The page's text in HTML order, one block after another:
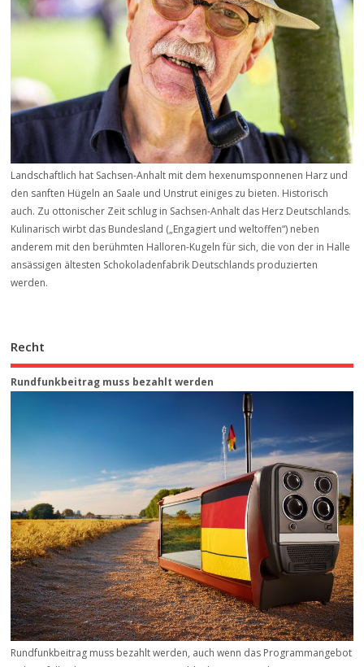
Landschaftlich hat Sachsen-Anhalt mit dem hexenumsponnenen Harz und
den sanften Hügeln an Saale und Unstrut einiges zu bieten. Historisch
auch. Zu ottonischer Zeit schlug in Sachsen-Anhalt das Herz Deutschlands.
Kulinarisch wirbt das Bundesland („Engagiert und weltoffen“) neben
anderem mit den berühmten Halloren-Kugeln für sich, die von der in Halle
ansässigen ältesten Schokoladenfabrik Deutschlands produzierten
werden.
Recht
Rundfunkbeitrag muss bezahlt werden
Rundfunkbeitrag muss bezahlt werden, auch wenn das Programmangebot